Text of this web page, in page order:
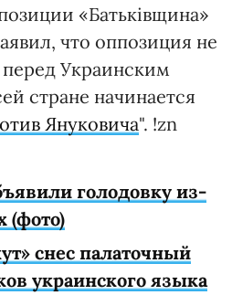
«Батьківщина»
что оппозиция не
Украинским
стране начинается
Януковича". !zn
голодовку из-
(фото)
снес палаточный
украинского языка